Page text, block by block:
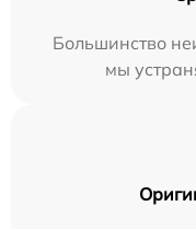
Большинство
мы